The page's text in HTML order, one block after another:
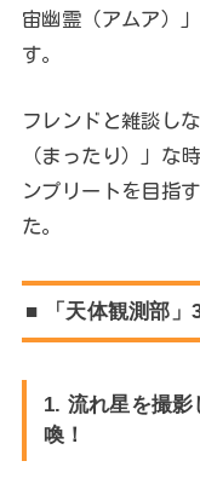
宙幽霊（アムア）
す。
フレンドと雑談し
（まったり）」な
ンプリートを目指
た。
■ 「天体観測部」
1. 流れ星を撮
喚！